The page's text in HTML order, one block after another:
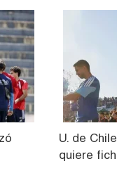
U. de
quiere